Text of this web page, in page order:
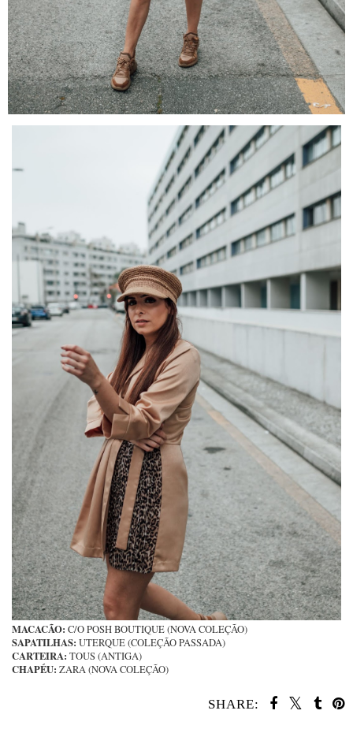
MACACÃO: C/O POSH BOUTIQUE (NOVA COLEÇÃO)
SAPATILHAS: UTERQUE (COLEÇÃO PASSADA)
CARTEIRA: TOUS (ANTIGA)
CHAPÉU: ZARA (NOVA COLEÇÃO)
SHARE: